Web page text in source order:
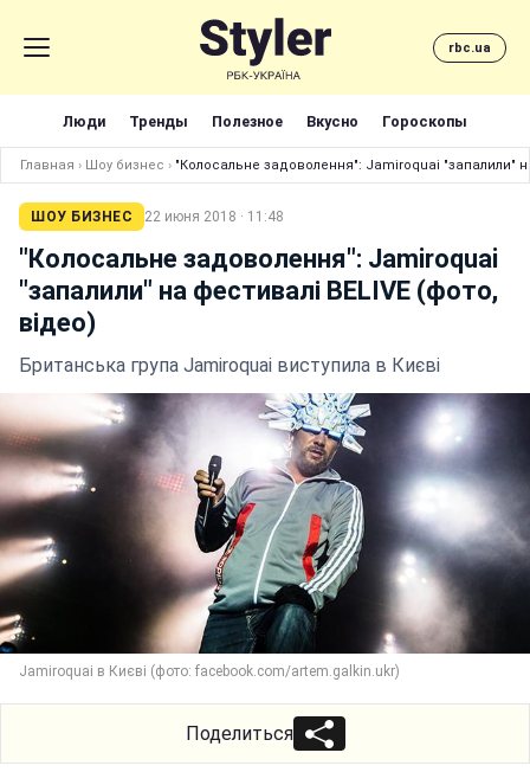
rbc.ua
Люди Тренды Полезное Вкусно Гороскопы
Главная › Шоу бизнес › "Колосальне задоволення": Jamiroquai "запалили"
ШОУ БИЗНЕС 22 июня 2018 · 11:48
"Колосальне задоволення": Jamiroquai
"запалили" на фестивалі BELIVE (фото,
відео)
Британська група Jamiroquai виступила в Києві
Jamiroquai в Києві (фото: facebook.com/artem.galkin.ukr)
Поделиться